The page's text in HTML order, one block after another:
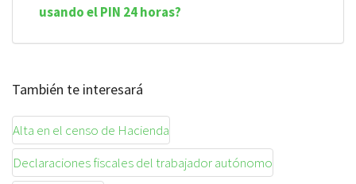
usando el PIN 24 horas?
También te interesará
Alta en el censo de Hacienda
Declaraciones fiscales del trabajador autónomo